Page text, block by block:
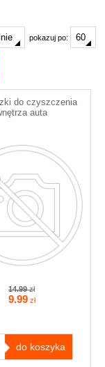
pokazuj po:
do czyszczenia
auta
14.99 zł
9.99 zł
do koszyka